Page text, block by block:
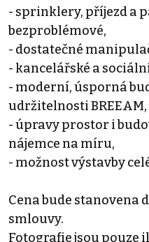
- sprinklery, příjezd a
bezproblémové,
- dostatečné
- kancelářské a
- moderní, úsporná
udržitelnosti BREEAM,
- úpravy prostor i
nájemce na míru,
- možnost výstavby
Cena bude stanovena
smlouvy.
Fotografie jsou pouze